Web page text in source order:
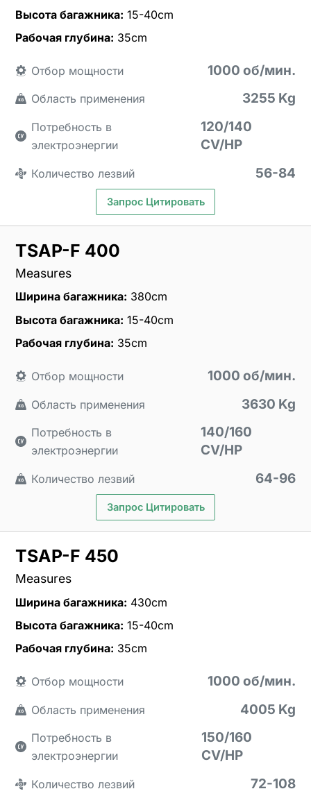
Высота багажника: 15-40cm
Рабочая глубина: 35cm
Отбор мощности 1000 об/мин.
Область применения 3255 Kg
Потребность в
электроэнергии
120/140
CV/HP
Количество лезвий 56-84
Запрос Цитировать
TSAP-F 400
Measures
Ширина багажника: 380cm
Высота багажника: 15-40cm
Рабочая глубина: 35cm
Отбор мощности 1000 об/мин.
Область применения 3630 Kg
Потребность в
электроэнергии
140/160
CV/HP
Количество лезвий 64-96
Запрос Цитировать
TSAP-F 450
Measures
Ширина багажника: 430cm
Высота багажника: 15-40cm
Рабочая глубина: 35cm
Отбор мощности 1000 об/мин.
Область применения 4005 Kg
Потребность в
электроэнергии
150/160
CV/HP
Количество лезвий 72-108